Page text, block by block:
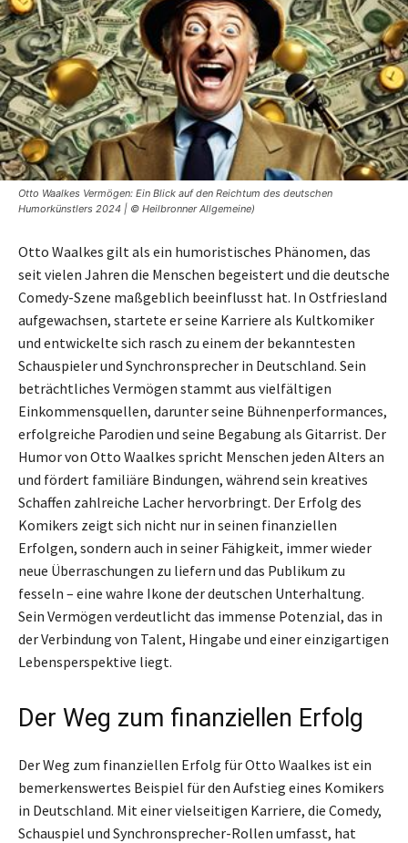
Otto Waalkes Vermögen: Ein Blick auf den Reichtum des deutschen
Humorkünstlers 2024 | © Heilbronner Allgemeine)
Otto Waalkes gilt als ein humoristisches Phänomen, das
seit vielen Jahren die Menschen begeistert und die deutsche
Comedy-Szene maßgeblich beeinflusst hat. In Ostfriesland
aufgewachsen, startete er seine Karriere als Kultkomiker
und entwickelte sich rasch zu einem der bekanntesten
Schauspieler und Synchronsprecher in Deutschland. Sein
beträchtliches Vermögen stammt aus vielfältigen
Einkommensquellen, darunter seine Bühnenperformances,
erfolgreiche Parodien und seine Begabung als Gitarrist. Der
Humor von Otto Waalkes spricht Menschen jeden Alters an
und fördert familiäre Bindungen, während sein kreatives
Schaffen zahlreiche Lacher hervorbringt. Der Erfolg des
Komikers zeigt sich nicht nur in seinen finanziellen
Erfolgen, sondern auch in seiner Fähigkeit, immer wieder
neue Überraschungen zu liefern und das Publikum zu
fesseln – eine wahre Ikone der deutschen Unterhaltung.
Sein Vermögen verdeutlicht das immense Potenzial, das in
der Verbindung von Talent, Hingabe und einer einzigartigen
Lebensperspektive liegt.
Der Weg zum finanziellen Erfolg
Der Weg zum finanziellen Erfolg für Otto Waalkes ist ein
bemerkenswertes Beispiel für den Aufstieg eines Komikers
in Deutschland. Mit einer vielseitigen Karriere, die Comedy,
Schauspiel und Synchronsprecher-Rollen umfasst, hat